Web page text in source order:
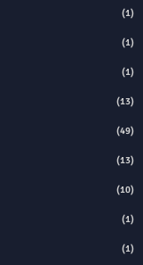
(1)
(1)
(1)
(13)
(49)
(13)
(10)
(1)
(1)